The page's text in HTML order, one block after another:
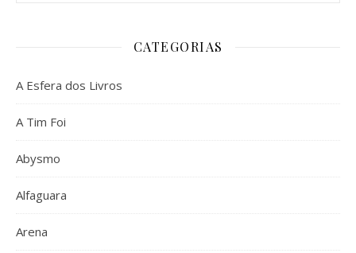
CATEGORIAS
A Esfera dos Livros
A Tim Foi
Abysmo
Alfaguara
Arena